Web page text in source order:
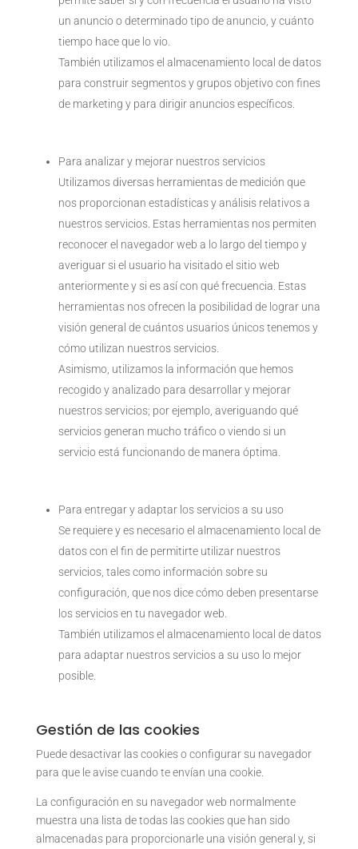
un anuncio o determinado tipo de anuncio, y cuánto
tiempo hace que lo vio.
También utilizamos el almacenamiento local de datos
para construir segmentos y grupos objetivo con fines
de marketing y para dirigir anuncios específicos.
Para analizar y mejorar nuestros servicios
Utilizamos diversas herramientas de medición que
nos proporcionan estadísticas y análisis relativos a
nuestros servicios. Estas herramientas nos permiten
reconocer el navegador web a lo largo del tiempo y
averiguar si el usuario ha visitado el sitio web
anteriormente y si es así con qué frecuencia. Estas
herramientas nos ofrecen la posibilidad de lograr una
visión general de cuántos usuarios únicos tenemos y
cómo utilizan nuestros servicios.
Asimismo, utilizamos la información que hemos
recogido y analizado para desarrollar y mejorar
nuestros servicios; por ejemplo, averiguando qué
servicios generan mucho tráfico o viendo si un
servicio está funcionando de manera óptima.
Para entregar y adaptar los servicios a su uso
Se requiere y es necesario el almacenamiento local de
datos con el fin de permitirte utilizar nuestros
servicios, tales como información sobre su
configuración, que nos dice cómo deben presentarse
los servicios en tu navegador web.
También utilizamos el almacenamiento local de datos
para adaptar nuestros servicios a su uso lo mejor
posible.
Gestión de las cookies
Puede desactivar las cookies o configurar su navegador
para que le avise cuando te envían una cookie.
La configuración en su navegador web normalmente
muestra una lista de todas las cookies que han sido
almacenadas para proporcionarle una visión general y, si